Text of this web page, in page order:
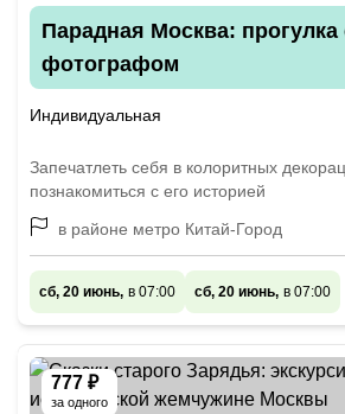
Парадная Москва: прогулка
фотографом
Индивидуальная
Запечатлеть себя в колоритных
познакомиться с его историей
в районе метро Китай-Город
сб, 20 июнь, в 07:00 сб, 20 июнь, в 07:00
777 ₽
за одного